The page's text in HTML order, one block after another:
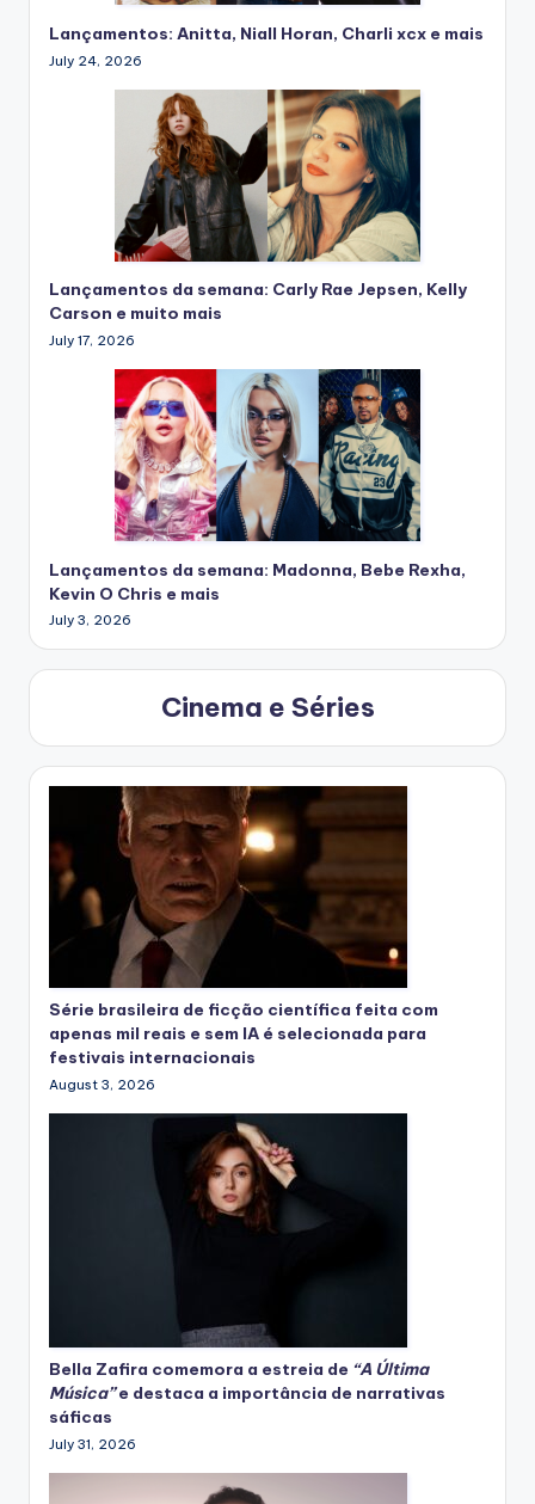
Lançamentos: Anitta, Niall Horan, Charli xcx e mais
July 24, 2026
Lançamentos da semana: Carly Rae Jepsen, Kelly
Carson e muito mais
July 17, 2026
Lançamentos da semana: Madonna, Bebe Rexha,
Kevin O Chris e mais
July 3, 2026
Cinema e Séries
Série brasileira de ficção científica feita com
apenas mil reais e sem IA é selecionada para
festivais internacionais
August 3, 2026
Bella Zafira comemora a estreia de “A Última
Música”e destaca a importância de narrativas
sáficas
July 31, 2026